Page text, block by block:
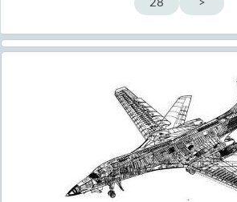
28
>